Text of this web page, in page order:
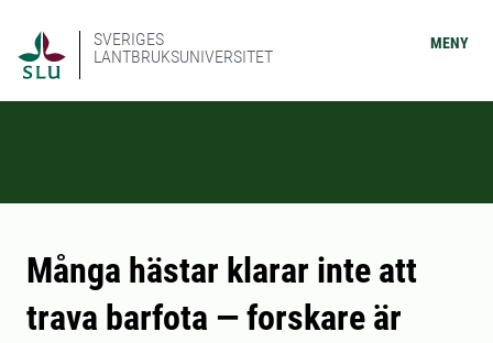
SVERIGES
LANTBRUKSUNIVERSITET
MENY
Många hästar klarar inte att
trava barfota — forskare är